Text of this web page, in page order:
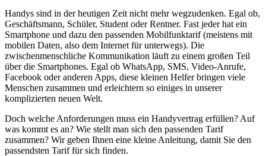
Handys sind in der heutigen Zeit nicht mehr wegzudenken. Egal ob,
Geschäftsmann, Schüler, Student oder Rentner. Fast jeder hat ein
Smartphone und dazu den passenden Mobilfunktarif (meistens mit
mobilen Daten, also dem Internet für unterwegs). Die
zwischenmenschliche Kommunikation läuft zu einem großen Teil
über die Smartphones. Egal ob WhatsApp, SMS, Video-Anrufe,
Facebook oder anderen Apps, diese kleinen Helfer bringen viele
Menschen zusammen und erleichtern so einiges in unserer
komplizierten neuen Welt.
Doch welche Anforderungen muss ein Handyvertrag erfüllen? Auf
was kommt es an? Wie stellt man sich den passenden Tarif
zusammen? Wir geben Ihnen eine kleine Anleitung, damit Sie den
passendsten Tarif für sich finden.